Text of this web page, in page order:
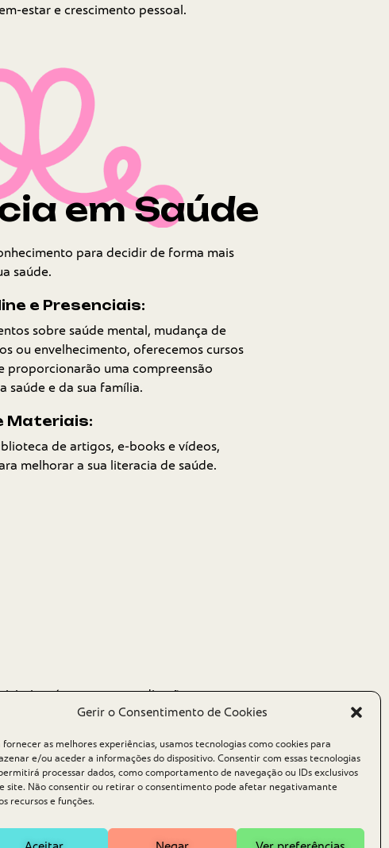
Gerir o Consentimento de Cookies
fornecer as melhores experiências, usamos tecnologias como cookies para
e/ou aceder a informações do dispositivo. Consentir com essas tecnologias
processar dados, como comportamento de navegação ou IDs exclusivos
site. Não consentir ou retirar o consentimento pode afetar negativamante
recursos e funções.
estar e crescimento pessoal.
em Saúde
para decidir de forma mais
saúde.
e Presenciais:
sobre saúde mental, mudança de
ou envelhecimento, oferecemos cursos
proporcionarão uma compreensão
saúde e da sua família.
Materiais:
de artigos, e-books e vídeos,
melhorar a sua literacia de saúde.
é um passo em direção a um
é sinónimo de bem-estar. Conheça
ao acompanhar as nossas redes sociais
newsletter (link para a página dos